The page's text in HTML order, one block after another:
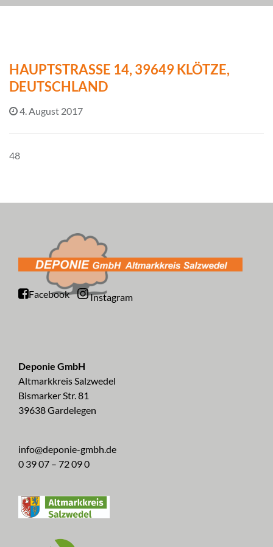
HAUPTSTRASSE 14, 39649 KLÖTZE, D
EUTSCHLAND
4. August 2017
48
Facebook Instagram
Deponie GmbH
Altmarkkreis Salzwedel
Bismarker Str. 81
39638 Gardelegen
info@deponie-gmbh.de
0 39 07 – 72 09 0